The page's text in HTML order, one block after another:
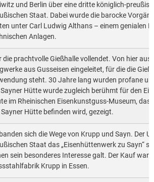
und Berlin über eine dritte königlich-
Staat. Dabei wurde die barocke
unter Carl Ludwig Althans – einem genialen
Anlagen.
die prachtvolle Gießhalle vollendet. Von hier
aus Gusseisen eingeleitet, für die die
steht. 30 Jahre lang wurden profane
Sayner Hütte wurde zugleich berühmt für den
im Rheinischen Eisenkunstguss-Museum,
Hütte befinden wird, gezeigt.
sich die Wege von Krupp und Sayn. Der
Staat das „Eisenhüttenwerk zu Sayn“
sein besonderes Interesse galt. Der Kauf war
Krupp in Essen.